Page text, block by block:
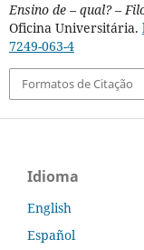
Ensino de – qual? –
Oficina Universitária.
7249-063-4
Formatos de Citação
Idioma
English
Español